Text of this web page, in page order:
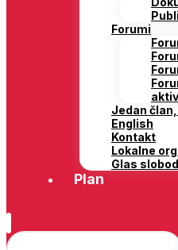
Forumi
Jedan
English
Kontakt
Lokalne
Glas
Plan